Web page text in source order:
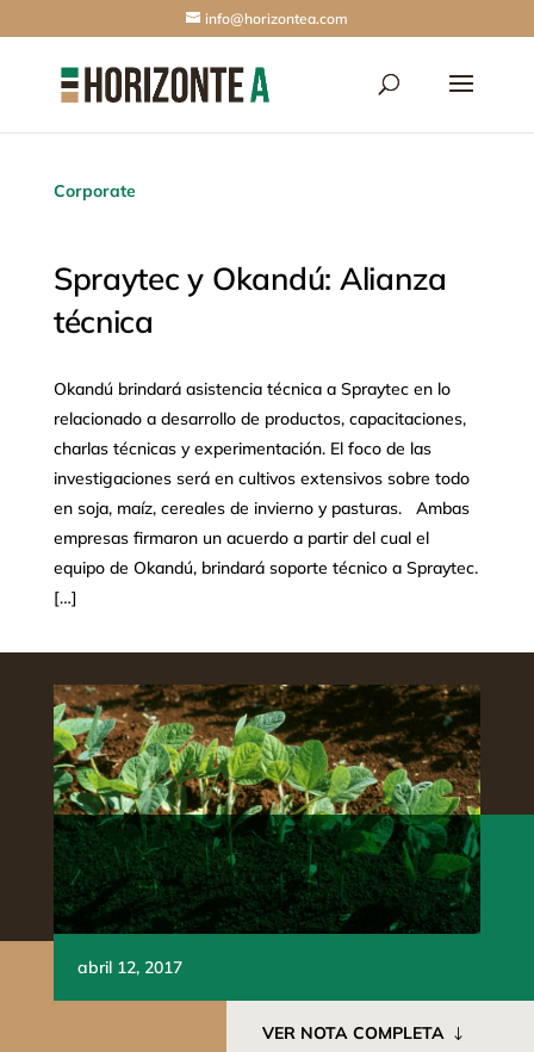
info@horizontea.com
Corporate
Spraytec y Okandú: Alianza
técnica
Okandú brindará asistencia técnica a Spraytec en lo
relacionado a desarrollo de productos, capacitaciones,
charlas técnicas y experimentación. El foco de las
investigaciones será en cultivos extensivos sobre todo
en soja, maíz, cereales de invierno y pasturas. Ambas
empresas firmaron un acuerdo a partir del cual el
equipo de Okandú, brindará soporte técnico a Spraytec.
[…]
abril 12, 2017
VER NOTA COMPLETA